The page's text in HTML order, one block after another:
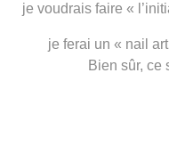
je voudrais faire «
je ferai un « nail
Bien sûr, ce